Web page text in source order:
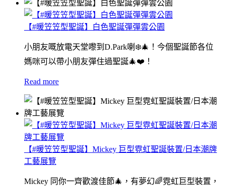
【#暖笠笠型聖誕】白色聖誕彈彈雲公園
小朋友嘅放電天堂嚟到D.Park喇❄️🎄！今個聖誕節各位
媽咪可以帶小朋友彈住過聖誕🎄❤️！
Read more
【#暖笠笠型聖誕】Mickey 巨型霓虹聖誕裝置/日本潮牌
工藝展覽
Mickey 同你一齊歡渡佳節🎄，有夢幻🌈霓虹巨型裝置，